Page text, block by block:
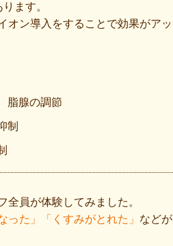
ます。
オン導入をすることで効果がアッ
脂腺の調節
制
員が体験してみました。
った」「くすみがとれた」 などが